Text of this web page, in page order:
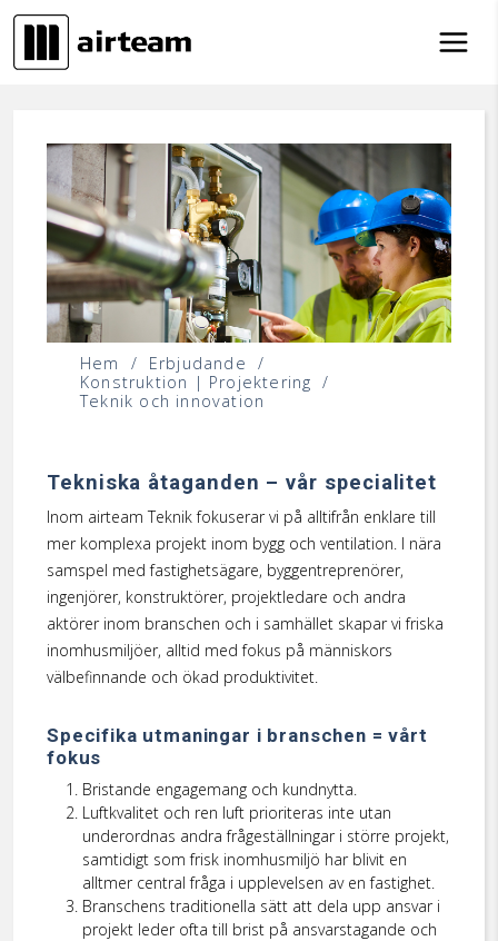
Hoppa till innehåll
Hem / Erbjudande
/
Konstruktion | Projektering
/
Teknik och innovation
Tekniska åtaganden – vår specialitet
Inom airteam Teknik fokuserar vi på alltifrån enklare till
mer komplexa projekt inom bygg och ventilation. I nära
samspel med fastighetsägare, byggentreprenörer,
ingenjörer, konstruktörer, projektledare och andra
aktörer inom branschen och i samhället skapar vi friska
inomhusmiljöer, alltid med fokus på människors
välbefinnande och ökad produktivitet.
Specifika utmaningar i branschen = vårt
fokus
Bristande engagemang och kundnytta.
Luftkvalitet och ren luft prioriteras inte utan
underordnas andra frågeställningar i större projekt,
samtidigt som frisk inomhusmiljö har blivit en
alltmer central fråga i upplevelsen av en fastighet.
Branschens traditionella sätt att dela upp ansvar i
projekt leder ofta till brist på ansvarstagande och